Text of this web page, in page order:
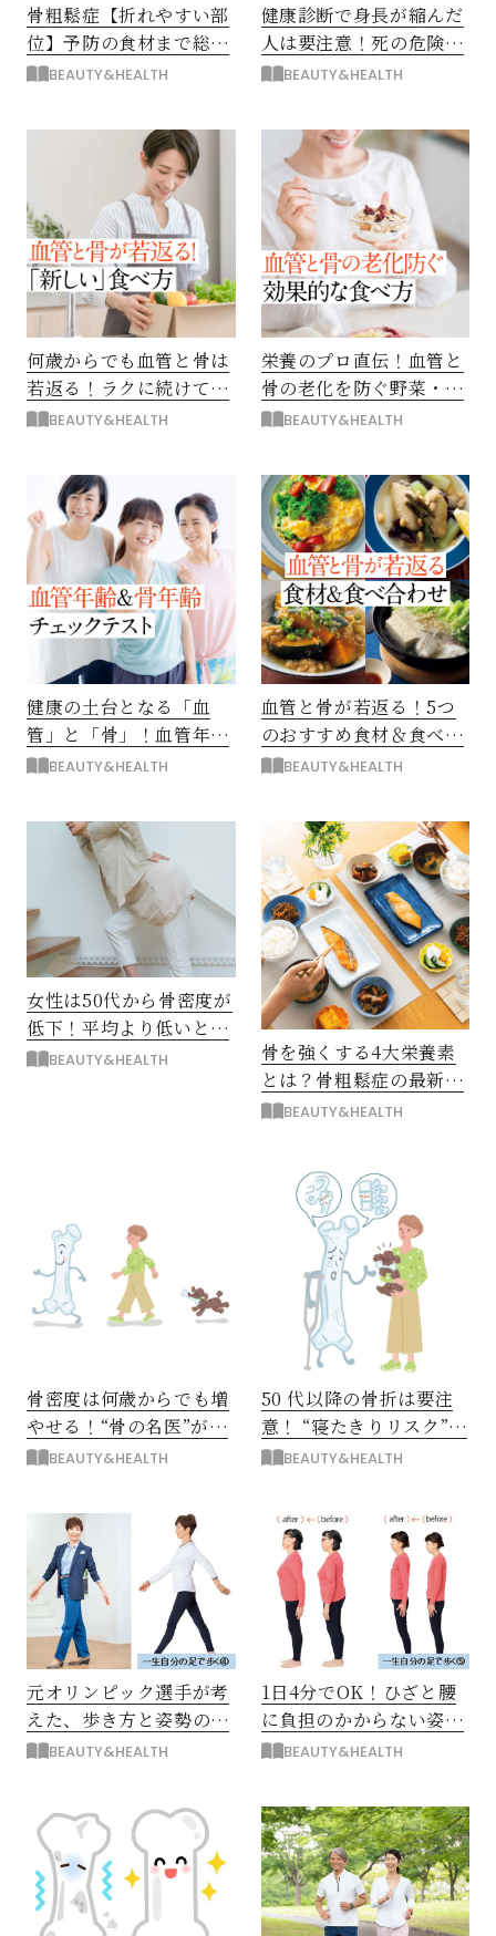
骨粗鬆症【折れやすい部
位】予防の食材まで総点
検 BEAUTY&HEALTH
健康診断で身長が縮んだ
人は要注意！死の危険が
ある病気のサインかも
BEAUTY&HEALTH
何歳からでも血管と骨は
若返る！ラクに続けて効
果絶大「新しい食べ方」
BEAUTY&HEALTH
栄養のプロ直伝！血管と
骨の老化を防ぐ野菜・海
藻・果物＆効果的な食べ
BEAUTY&HEALTH
健康の土台となる「血
管」と「骨」！血管年齢
＆骨年齢チェックも
BEAUTY&HEALTH
血管と骨が若返る！5つ
のおすすめ食材＆食べ合
わせのコツ
BEAUTY&HEALTH
女性は50代から骨密度が
低下！平均より低いと危
険？BEAUTY&HEALTH
骨を強くする4大栄養素
とは？骨粗鬆症の最新検
査・治療法も
BEAUTY&HEALTH
骨密度は何歳からでも増
やせる！“骨の名医”がす
すめる3つの対策を紹介
BEAUTY&HEALTH
50 代以降の骨折は要注
意！ “寝たきりリスク”を
上げる「骨卒中」とは？
BEAUTY&HEALTH
元オリンピック選手が考
えた、歩き方と姿勢の改
善方法
BEAUTY&HEALTH
1日4分でOK！ひざと腰
に負担のかからない姿勢
にBEAUTY&HEALTH